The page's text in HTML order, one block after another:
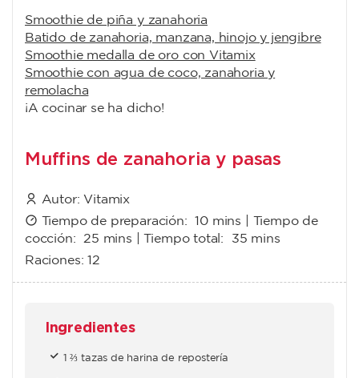
Smoothie de piña y zanahoria
Batido de zanahoria, manzana, hinojo y jengibre
Smoothie medalla de oro con Vitamix
Smoothie con agua de coco, zanahoria y
remolacha
¡A cocinar se ha dicho!
Muffins de zanahoria y pasas
Autor: Vitamix
Tiempo de preparación:10 mins | Tiempo de
cocción:25 mins | Tiempo total: 35 mins
Raciones:12
Ingredientes
1 ⅔ tazas de harina de repostería